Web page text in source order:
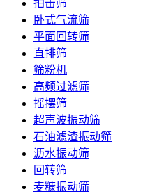
拍击筛
卧式气流筛
平面回转筛
直排筛
筛粉机
高频过滤筛
摇摆筛
超声波振动筛
石油滤渣振动筛
沥水振动筛
回转筛
麦糠振动筛